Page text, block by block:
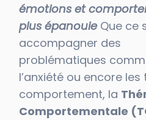
émotions et
plus épanouieQue ce
accompagner des
problématiques
l’anxiété ou encore
comportement, la
Comportementale